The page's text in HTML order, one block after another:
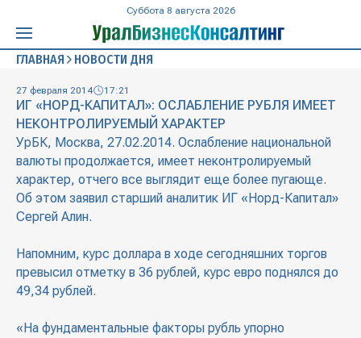
Суббота 8 августа 2026
ГЛАВНАЯ НОВОСТИ ДНЯ
27 февраля 2014 17:21
ИГ «НОРД-КАПИТАЛ»: ОСЛАБЛЕНИЕ РУБЛЯ ИМЕЕТ
НЕКОНТРОЛИРУЕМЫЙ ХАРАКТЕР
УрБК, Москва, 27.02.2014. Ослабление национальной
валюты продолжается, имеет неконтролируемый
характер, отчего все выглядит еще более пугающе.
Об этом заявил старший аналитик ИГ «Норд-Капитал»
Сергей Алин.
Напомним, курс доллара в ходе сегодняшних торгов
превысил отметку в 36 рублей, курс евро поднялся до
49,34 рублей.
«На фундаментальные факторы рубль упорно